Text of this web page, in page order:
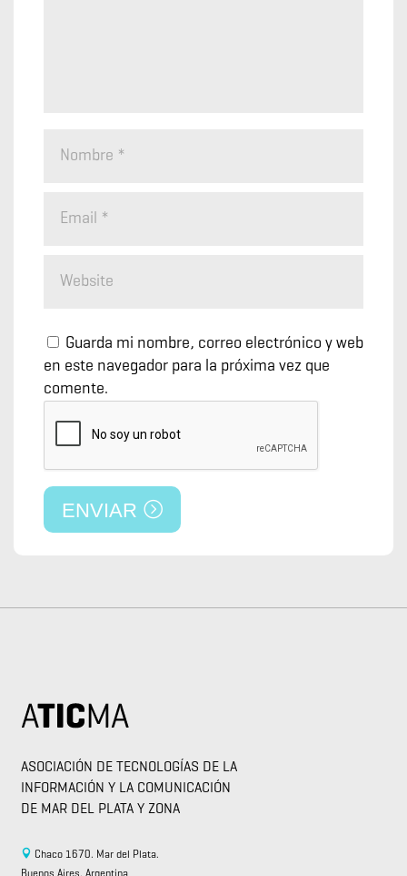
Guarda mi nombre, correo electrónico y web
en este navegador para la próxima vez que
comente.
ENVIAR
ASOCIACIÓN DE TECNOLOGÍAS DE LA
INFORMACIÓN Y LA COMUNICACIÓN
DE MAR DEL PLATA Y ZONA
Chaco 1670. Mar del Plata.